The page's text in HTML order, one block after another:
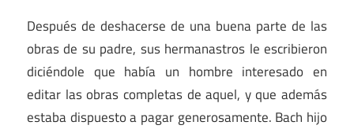
Después de deshacerse de una buena parte de las
obras de su padre, sus hermanastros le escribieron
diciéndole que había un hombre interesado en
editar las obras completas de aquel, y que además
estaba dispuesto a pagar generosamente. Bach hijo